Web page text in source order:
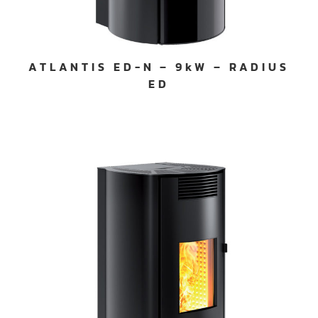
ATLANTIS ED-N – 9kW – RADIUS
ED